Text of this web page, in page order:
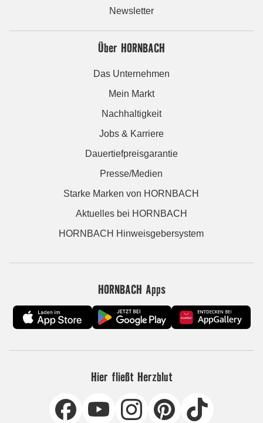
Newsletter
Über HORNBACH
Das Unternehmen
Mein Markt
Nachhaltigkeit
Jobs & Karriere
Dauertiefpreisgarantie
Presse/Medien
Starke Marken von HORNBACH
Aktuelles bei HORNBACH
HORNBACH Hinweisgebersystem
HORNBACH Apps
Hier fließt Herzblut